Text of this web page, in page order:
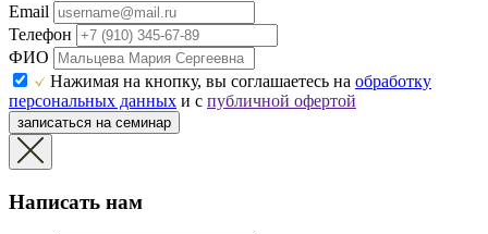
Email
Телефон
ФИО
Нажимая на кнопку, вы соглашаетесь на обработку
персональных данных и с публичной офертой
записаться на семинар
Написать нам